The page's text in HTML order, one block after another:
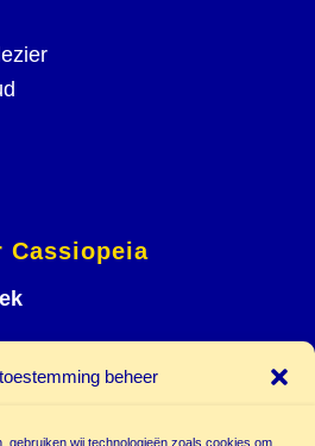
beheer
gebruiken wij technologieën zoals cookies om
Cassiopeia